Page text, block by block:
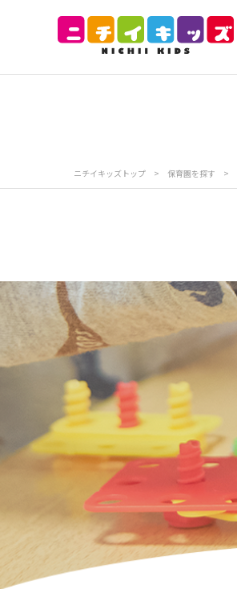
写真販売サービス
ニチイキッズトップ > 保育園を探す >